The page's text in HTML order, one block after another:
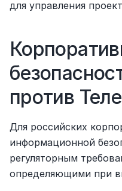
для управления
против
Для российских
информационной
регуляторным
определяющими при